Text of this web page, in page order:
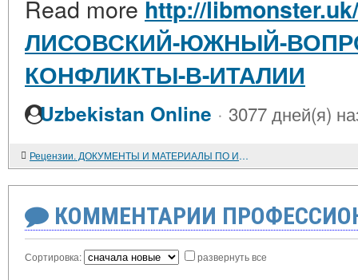
Read more http://
ЛИСОВСКИЙ-ЮЖНЫЙ-
КОНФЛИКТЫ-В-ИТАЛИИ
Uzbekistan Online · 3077 дней(я)
Рецензии. ДОКУМЕНТЫ И МАТЕРИАЛЫ ПО ИСТОРИИ СОВЕТСКО-ЧЕХОСЛОВАЦКИХ ОТНОШЕНИЙ. ТОМ 4
КОММЕНТАРИИ
Сортировка: развернуть все